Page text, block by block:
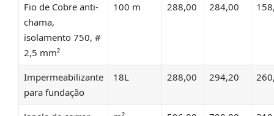
Fio de Cobre anti-
chama,
isolamento 750, #
2,5 mm²
100 m 288,00 284,00
Impermeabilizante
para fundação
18L 288,00 294,20